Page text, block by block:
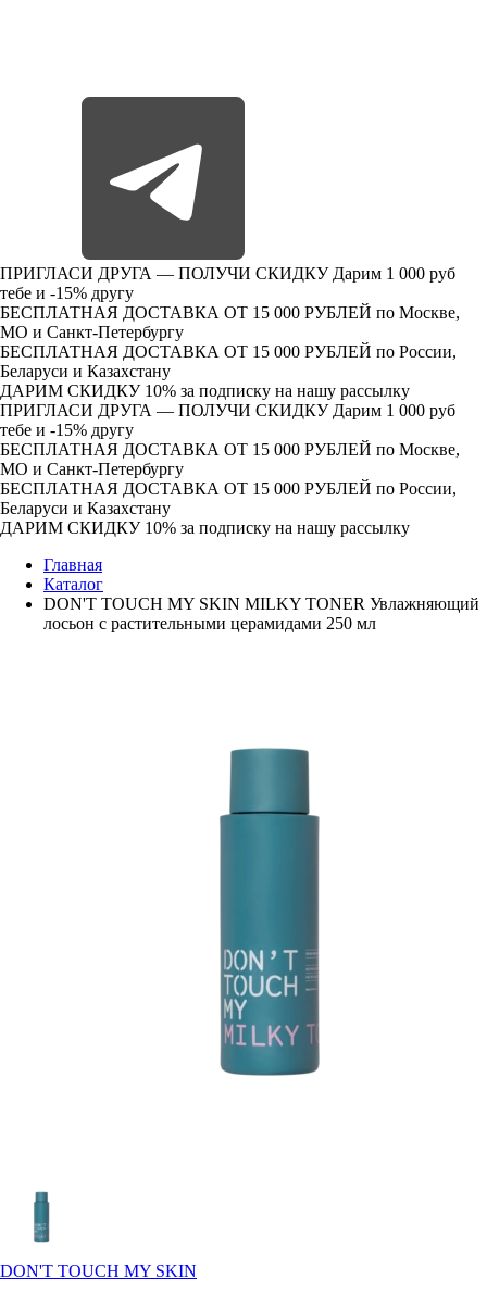
ПРИГЛАСИ ДРУГА — ПОЛУЧИ СКИДКУ Дарим 1 000 руб
тебе и -15% другу
БЕСПЛАТНАЯ ДОСТАВКА ОТ 15 000 РУБЛЕЙ по Москве,
МО и Санкт-Петербургу
БЕСПЛАТНАЯ ДОСТАВКА ОТ 15 000 РУБЛЕЙ по России,
Беларуси и Казахстану
ДАРИМ СКИДКУ 10% за подписку на нашу рассылку
ПРИГЛАСИ ДРУГА — ПОЛУЧИ СКИДКУ Дарим 1 000 руб
тебе и -15% другу
БЕСПЛАТНАЯ ДОСТАВКА ОТ 15 000 РУБЛЕЙ по Москве,
МО и Санкт-Петербургу
БЕСПЛАТНАЯ ДОСТАВКА ОТ 15 000 РУБЛЕЙ по России,
Беларуси и Казахстану
ДАРИМ СКИДКУ 10% за подписку на нашу рассылку
Главная
Каталог
DON'T TOUCH MY SKIN MILKY TONER Увлажняющий
лосьон с растительными церамидами 250 мл
DON'T TOUCH MY SKIN